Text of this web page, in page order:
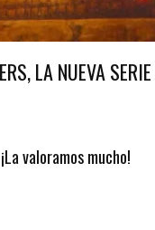
LA NUEVA
valoramos mucho!